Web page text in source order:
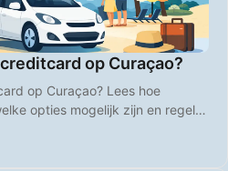
op Curaçao?
op Curaçao? Lees hoe
opties mogelijk zijn en regel je